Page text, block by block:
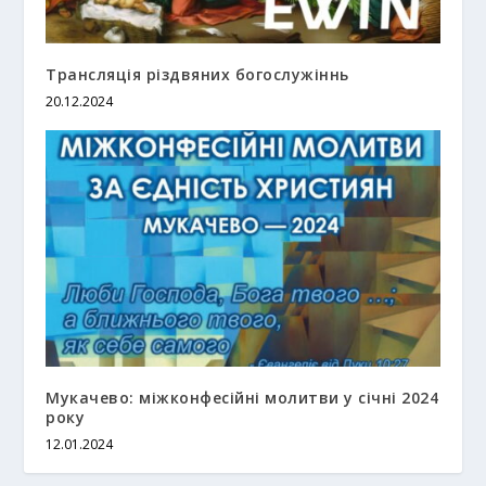
Трансляція різдвяних богослужіннь
20.12.2024
Мукачево: міжконфесійні молитви у січні 2024
року
12.01.2024